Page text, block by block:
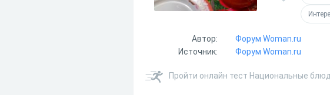
Автор:
Форум Woman.ru
Источник:
Форум Woman.ru
Пройти онлайн тест Национальные